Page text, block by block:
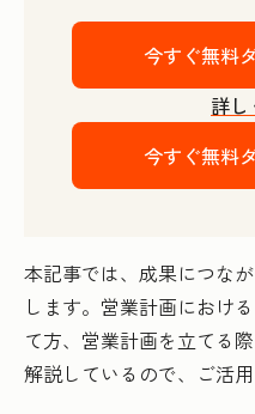
今すぐ無料
詳し
今すぐ無料
本記事では、成果につな
します。営業計画におけ
て方、営業計画を立てる
解説しているので、ご活用